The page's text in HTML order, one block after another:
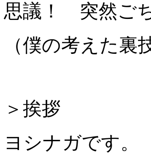
思議！ 突然ご
（僕の考えた裏
＞挨拶
ヨシナガです。